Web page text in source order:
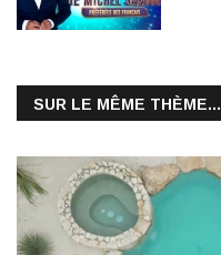
SUR LE MÊME THÈME...